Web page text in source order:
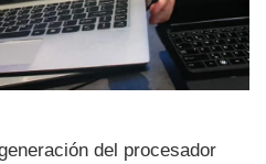
del procesador